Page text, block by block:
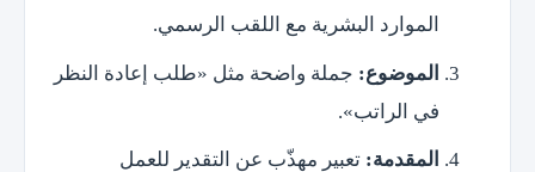
الموارد البشرية مع اللقب الرسمي.
الموضوع: جملة واضحة مثل «طلب إعادة النظر
في الراتب».
المقدمة: تعبير مهذّب عن التقدير للعمل